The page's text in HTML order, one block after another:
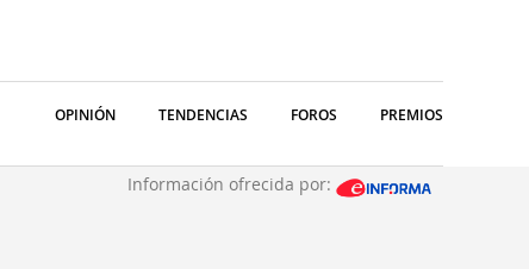
OPINIÓN TENDENCIAS FOROS PREMIOS
Información ofrecida por: